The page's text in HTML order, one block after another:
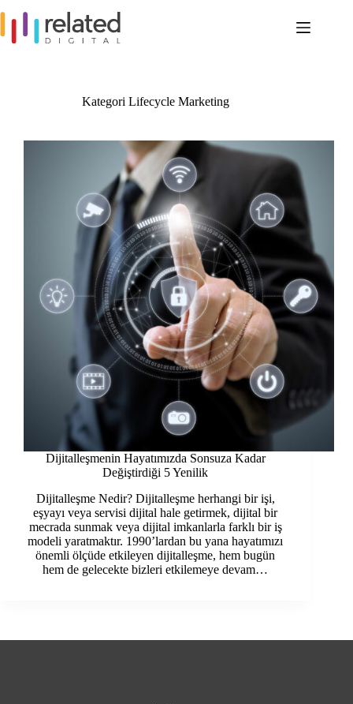
content
Kategori Lifecycle Marketing
Dijitalleşmenin Hayatımızda Sonsuza Kadar
Değiştirdiği 5 Yenilik
Dijitalleşme Nedir? Dijitalleşme herhangi bir işi,
eşyayı veya servisi dijital hale getirmek, dijital bir
mecrada sunmak veya dijital imkanlarla farklı bir iş
modeli yaratmaktır. 1990’lardan bu yana hayatımızı
önemli ölçüde etkileyen dijitalleşme, hem bugün
hem de gelecekte bizleri etkilemeye devam…